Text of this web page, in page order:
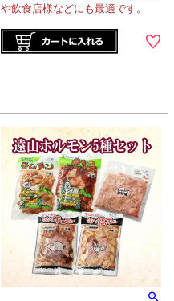
や飲食店様などにも最適です。